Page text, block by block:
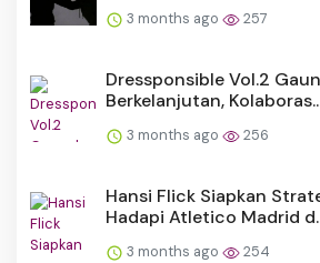
3 months ago 257
Dressponsible Vol.2
Berkelanjutan,
3 months ago 256
Hansi Flick Siapkan
Hadapi Atletico Madrid
3 months ago 254